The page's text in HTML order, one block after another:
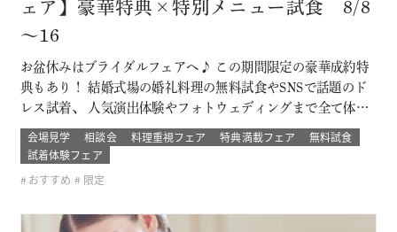
ェア】豪華特典×特別メニュー試食 8/8
～16
お盆休みはブライダルフェアへ♪ この期間限定の豪華成約特
典もあり！ 結婚式場の婚礼料理の無料試食やSNSで話題のド
レス試着、 人気演出体験やフォトウェディングまで全て体験
できるチャンス！ 結婚式場の婚礼料理の無料試食やSNSで話
題のドレス試着、 人気演出体験やフォトウェディングまで全
SPECIAL BE…
会場見学 相談会 料理重視フェア 特典満載フェア
無料試食
試着体験フェア
おすすめ
限定